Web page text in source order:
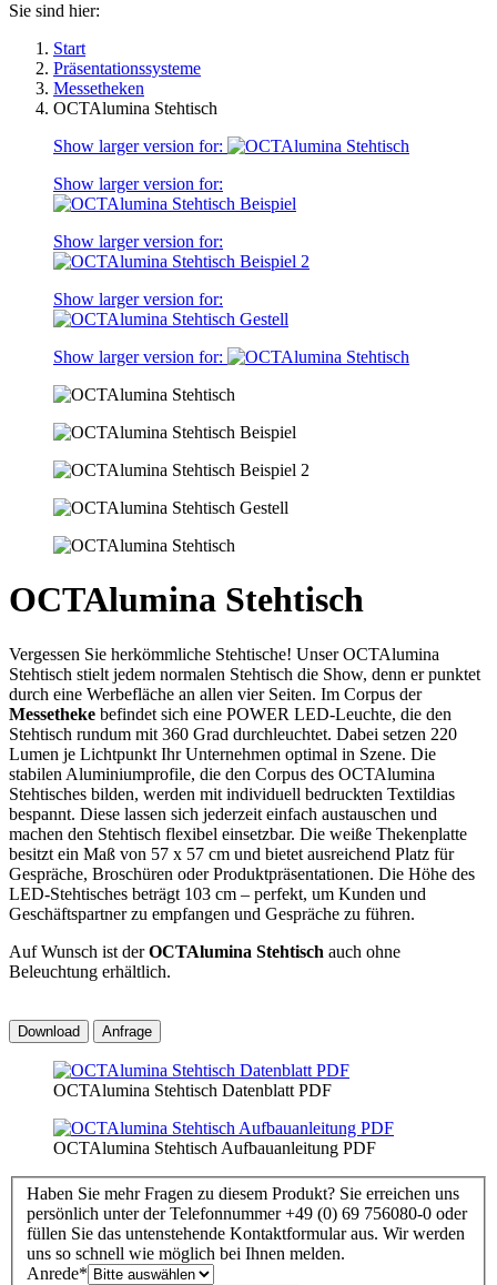
Sie sind hier:
Start
Präsentationssysteme
Messetheken
OCTAlumina Stehtisch
Show larger version for:
Show larger version for:
Show larger version for:
Show larger version for:
Show larger version for:
OCTAlumina Stehtisch
Vergessen Sie herkömmliche Stehtische! Unser OCTAlumina
Stehtisch stielt jedem normalen Stehtisch die Show, denn er punktet
durch eine Werbefläche an allen vier Seiten. Im Corpus der
Messetheke befindet sich eine POWER LED-Leuchte, die den
Stehtisch rundum mit 360 Grad durchleuchtet. Dabei setzen 220
Lumen je Lichtpunkt Ihr Unternehmen optimal in Szene. Die
stabilen Aluminiumprofile, die den Corpus des OCTAlumina
Stehtisches bilden, werden mit individuell bedruckten Textildias
bespannt. Diese lassen sich jederzeit einfach austauschen und
machen den Stehtisch flexibel einsetzbar. Die weiße Thekenplatte
besitzt ein Maß von 57 x 57 cm und bietet ausreichend Platz für
Gespräche, Broschüren oder Produktpräsentationen. Die Höhe des
LED-Stehtisches beträgt 103 cm – perfekt, um Kunden und
Geschäftspartner zu empfangen und Gespräche zu führen.
Auf Wunsch ist derOCTAlumina Stehtisch auch ohne
Beleuchtung erhältlich.
Download Anfrage
OCTAlumina Stehtisch Datenblatt PDF
OCTAlumina Stehtisch Aufbauanleitung PDF
Haben Sie mehr Fragen zu diesem Produkt? Sie erreichen uns
persönlich unter der Telefonnummer +49 (0) 69 756080-0 oder
füllen Sie das untenstehende Kontaktformular aus. Wir werden
uns so schnell wie möglich bei Ihnen melden.
Anrede*